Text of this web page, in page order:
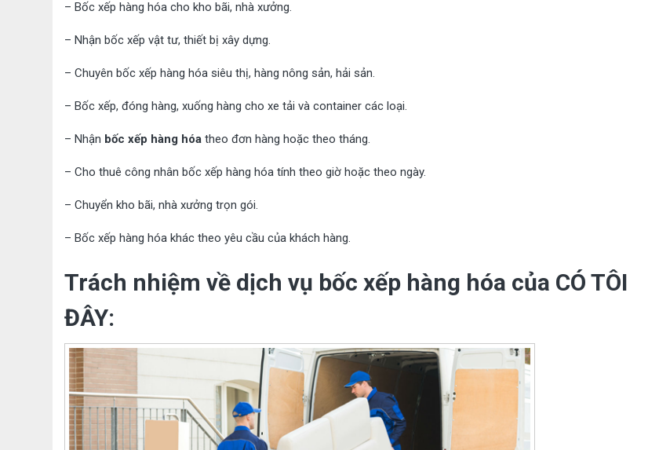
– Bốc xếp hàng hóa cho kho bãi, nhà xưởng.
– Nhận bốc xếp vật tư, thiết bị xây dựng.
– Chuyên bốc xếp hàng hóa siêu thị, hàng nông sản, hải sản.
– Bốc xếp, đóng hàng, xuống hàng cho xe tải và container các loại.
– Nhận bốc xếp hàng hóa theo đơn hàng hoặc theo tháng.
– Cho thuê công nhân bốc xếp hàng hóa tính theo giờ hoặc theo ngày.
– Chuyển kho bãi, nhà xưởng trọn gói.
– Bốc xếp hàng hóa khác theo yêu cầu của khách hàng.
Trách nhiệm về dịch vụ bốc xếp hàng hóa của CÓ TÔI
ĐÂY: